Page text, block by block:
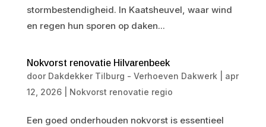
stormbestendigheid. In Kaatsheuvel, waar wind
en regen hun sporen op daken...
Nokvorst renovatie Hilvarenbeek
door Dakdekker Tilburg - Verhoeven Dakwerk
apr
12, 2026| Nokvorst renovatie regio
Een goed onderhouden nokvorst is essentieel